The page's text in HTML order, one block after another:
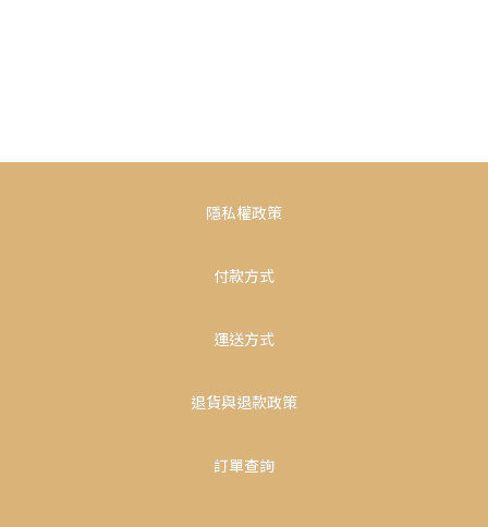
隱私權政策
付款方式
運送方式
退貨與退款政策
訂單查詢